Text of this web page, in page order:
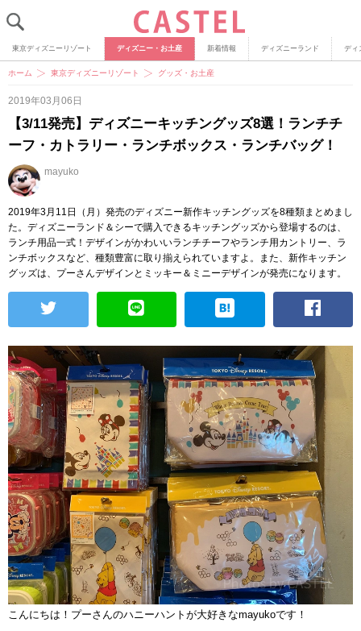
東京ディズニーリゾート ディズニー・お土産 新着情報 ディズニーランド ディ
ホーム 東京ディズニーリゾート グッズ・お土産
2019年03月06日
【3/11発売】ディズニーキッチングッズ8選！ランチチ
ーフ・カトラリー・ランチボックス・ランチバッグ！
mayuko
2019年3月11日（月）発売のディズニー新作キッチングッズを8種類まとめまし
た。ディズニーランド＆シーで購入できるキッチングッズから登場するのは、
ランチ用品一式！デザインがかわいいランチチーフやランチ用カントリー、ラ
ンチボックスなど、種類豊富に取り揃えられていますよ。また、新作キッチン
グッズは、プーさんデザインとミッキー＆ミニーデザインが発売になります。
こんにちは！プーさんのハニーハントが大好きなmayukoです！